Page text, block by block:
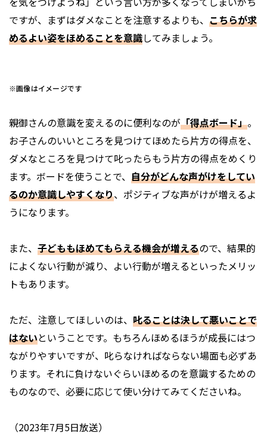
ですが、まずはダメなことを注意するよりも、 こちらが求
めるよい姿をほめることを意識してみましょう。
※画像はイメージです
親御さんの意識を変えるのに便利なのが「得点ボード」。
お子さんのいいところを見つけてほめたら片方の得点を、
ダメなところを見つけて叱ったらもう片方の得点をめくり
ます。ボードを使うことで、 自分がどんな声がけをしてい
るのか意識しやすくなり、ポジティブな声がけが増えるよ
うになります。
また、 子どももほめてもらえる機会が増えるので、結果的
によくない行動が減り、よい行動が増えるといったメリッ
トもあります。
ただ、注意してほしいのは、 叱ることは決して悪いことで
はないということです。もちろんほめるほうが成長にはつ
ながりやすいですが、叱らなければならない場面も必ずあ
ります。それに負けないぐらいほめるのを意識するための
ものなので、必要に応じて使い分けてみてくださいね。
（2023年7月5日放送）